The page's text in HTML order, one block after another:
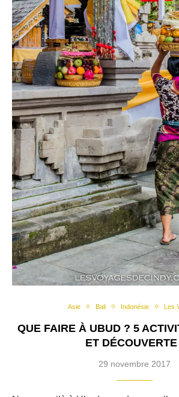
Asie Bali Indonésie Les
QUE FAIRE À UBUD ? 5
ET
29 novembre 2017